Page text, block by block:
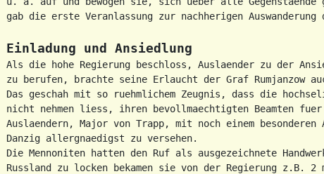
gab die erste Veranlassung zur nachherigen Auswanderung
Einladung und Ansiedlung
Als die hohe Regierung beschloss, Auslaender zu der
zu berufen, brachte seine Erlaucht der Graf Rumjanzow
Das geschah mit so ruehmlichem Zeugnis, dass die
nicht nehmen liess, ihren bevollmaechtigten Beamten
Auslaendern, Major von Trapp, mit noch einem
Danzig allergnaedigst zu versehen.
Die Mennoniten hatten den Ruf als ausgezeichnete
Russland zu locken bekamen sie von der Regierung z.B. 2